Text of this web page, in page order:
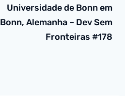
Universidade de Bonn em
Bonn, Alemanha – Dev Sem
Fronteiras #178